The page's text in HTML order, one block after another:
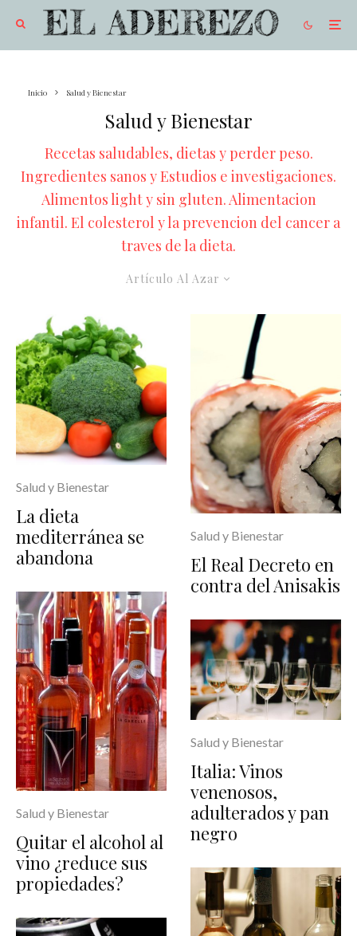
Inicio Salud y Bienestar
Salud y Bienestar
Recetas saludables, dietas y perder peso.
Ingredientes sanos y Estudios e investigaciones.
Alimentos light y sin gluten. Alimentacion
infantil. El colesterol y la prevencion del cancer a
traves de la dieta.
Artículo Al Azar
Salud y Bienestar
La dieta
mediterránea se
abandona
Salud y Bienestar
Quitar el alcohol al
vino ¿reduce sus
propiedades?
Salud y Bienestar
El Real Decreto en
contra del Anisakis
Salud y Bienestar
Italia: Vinos
venenosos,
adulterados y pan
negro